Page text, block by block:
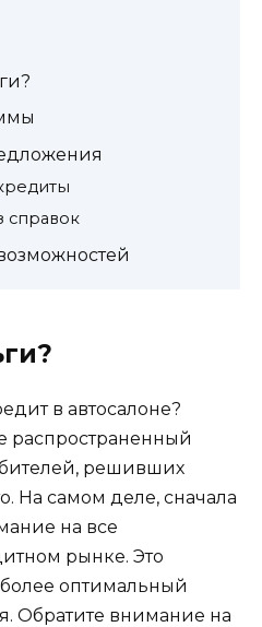
справок
в автосалоне?
распространенный
решивших
На самом деле, сначала
на все
рынке. Это
оптимальный
Обратите внимание на